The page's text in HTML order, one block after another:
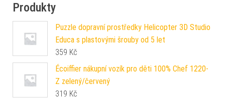
Produkty
Puzzle dopravní prostředky Helicopter 3D Studio
Educa s plastovými šrouby od 5 let
359 Kč
Écoiffier nákupní vozík pro děti 100% Chef 1220-
Z zelený/červený
319 Kč